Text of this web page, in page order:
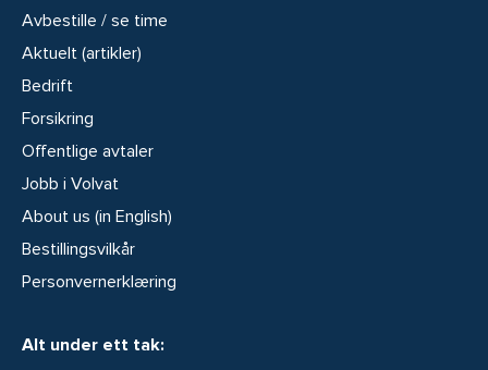
Avbestille / se time
Aktuelt (artikler)
Bedrift
Forsikring
Offentlige avtaler
Jobb i Volvat
About us (in English)
Bestillingsvilkår
Personvernerklæring
Alt under ett tak: